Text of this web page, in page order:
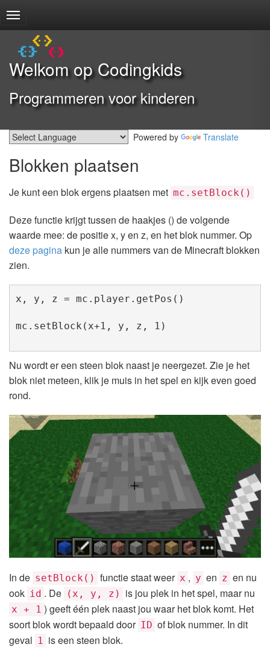
Welkom op Codingkids
Programmeren voor kinderen
Powered by Translate
Blokken plaatsen
Je kunt een blok ergens plaatsen met mc.setBlock()
Deze functie krijgt tussen de haakjes () de volgende
waarde mee: de positie x, y en z, en het blok nummer. Op
deze pagina kun je alle nummers van de Minecraft blokken
zien.
mc.setBlock(x+1, y, z, 1)
Nu wordt er een steen blok naast je neergezet. Zie je het
blok niet meteen, klik je muis in het spel en kijk even goed
rond.
In de setBlock() functie staat weer x , y en z en nu
ook id . De (x, y, z) is jou plek in het spel, maar nu
x + 1 ) geeft één plek naast jou waar het blok komt. Het
soort blok wordt bepaald door ID of blok nummer. In dit
geval 1 is een steen blok.